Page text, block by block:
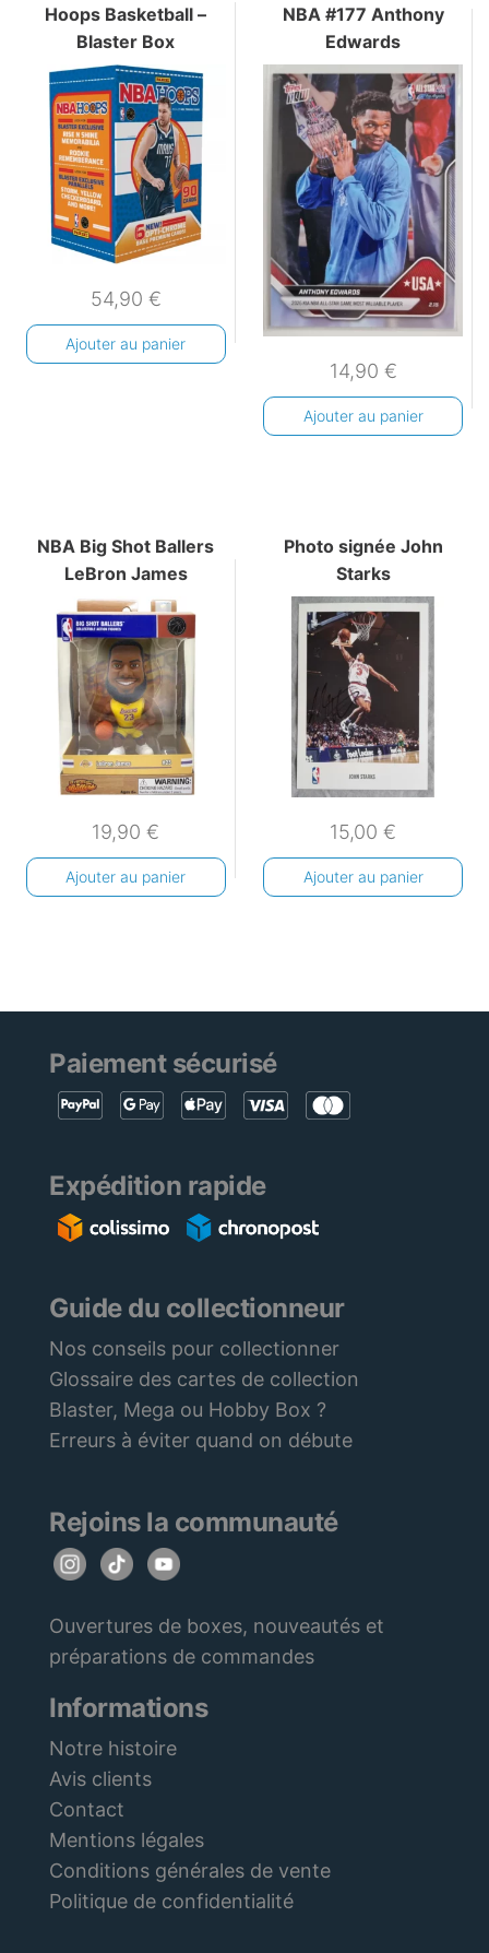
Hoops Basketball –
Blaster Box
54,90 €
Ajouter au panier
NBA #177 Anthony
Edwards
14,90 €
Ajouter au panier
NBA Big Shot Ballers
LeBron James
19,90€
Ajouter au panier
Photo signée John
Starks
15,00€
Ajouter au panier
Paiement sécurisé
Expédition rapide
Guide du collectionneur
Nos conseils pour collectionner
Glossaire des cartes de collection
Blaster, Mega ou Hobby Box ?
Erreurs à éviter quand on débute
Rejoins la communauté
Ouvertures de boxes, nouveautés et
préparations de commandes
Informations
Notre histoire
Avis clients
Contact
Mentions légales
Conditions générales de vente
Politique de confidentialité